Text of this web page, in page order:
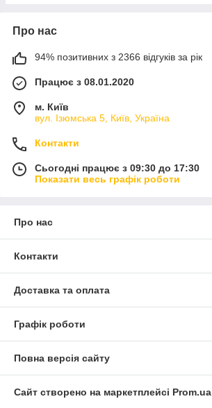
Про нас
94% позитивних з 2366 відгуків за рік
Працює з 08.01.2020
м. Київ
вул. Ізюмська 5, Київ, Україна
Контакти
Сьогодні працює з 09:30 до 17:30
Показати весь графік роботи
Про нас
Контакти
Доставка та оплата
Графік роботи
Повна версія сайту
Сайт створено на маркетплейсі Prom.ua